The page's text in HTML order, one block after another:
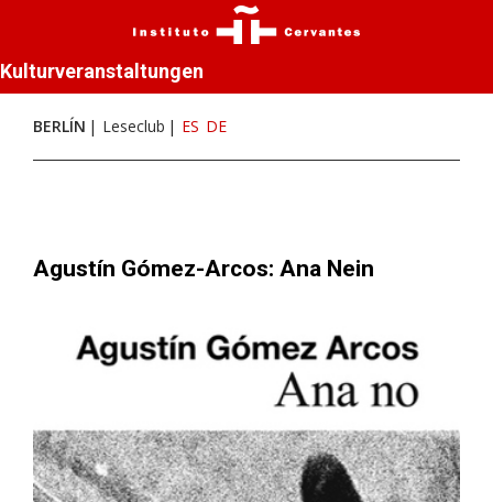
Kulturveranstaltungen
BERLÍN Leseclub ES DE
Agustín Gómez-Arcos: Ana Nein